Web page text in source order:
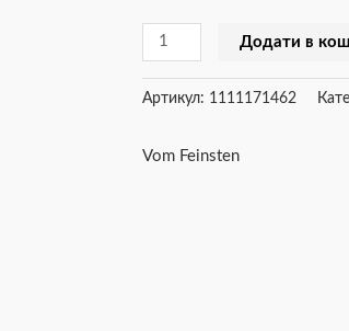
100
Додати в
Артикул: 1111171462
Vom Feinsten